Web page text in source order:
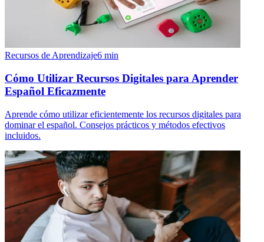
Recursos de Aprendizaje6 min
Cómo Utilizar Recursos Digitales para Aprender
Español Eficazmente
Aprende cómo utilizar eficientemente los recursos digitales para
dominar el español. Consejos prácticos y métodos efectivos
incluidos.